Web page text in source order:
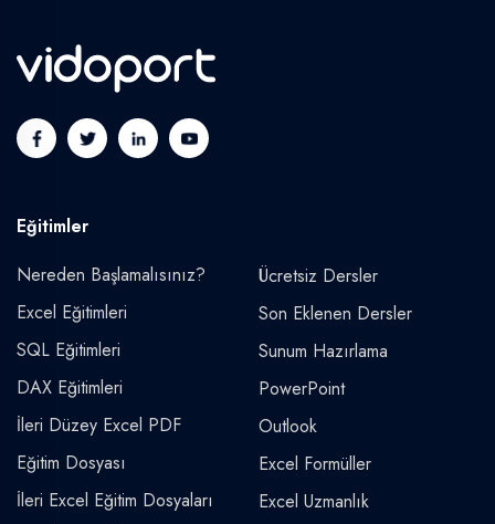
Eğitimler
Nereden Başlamalısınız?
Excel Eğitimleri
SQL Eğitimleri
DAX Eğitimleri
İleri Düzey Excel PDF
Eğitim Dosyası
İleri Excel Eğitim Dosyaları
Ücretsiz Dersler
Son Eklenen Dersler
Sunum Hazırlama
PowerPoint
Outlook
Excel Formüller
Excel Uzmanlık